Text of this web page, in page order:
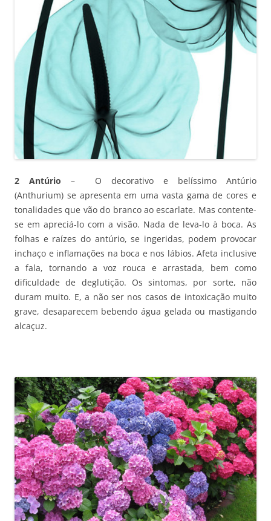
2 Antúrio – O decorativo e belíssimo Antúrio
(Anthurium) se apresenta em uma vasta gama de cores e
tonalidades que vão do branco ao escarlate. Mas contente-
se em apreciá-lo com a visão. Nada de leva-lo à boca. As
folhas e raízes do antúrio, se ingeridas, podem provocar
inchaço e inflamações na boca e nos lábios. Afeta inclusive
a fala, tornando a voz rouca e arrastada, bem como
dificuldade de deglutição. Os sintomas, por sorte, não
duram muito. E, a não ser nos casos de intoxicação muito
grave, desaparecem bebendo água gelada ou mastigando
alcaçuz.